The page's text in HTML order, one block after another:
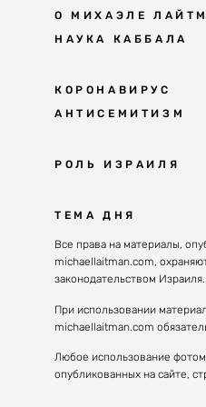
О МИХАЭЛЕ
НАУКА КАББАЛА
Мудрость
Каббала
Великие
Духовные
КОРОНАВИРУС
АНТИСЕМИТИЗМ
Решение
РОЛЬ ИЗРАИЛЯ
Почему
Израиль
Избраны
ТЕМА ДНЯ
Все права на материалы,
michaellaitman.com,
законодательством Израиля.
При использовании
michaellaitman.com
Любое использование
опубликованных на сайте,